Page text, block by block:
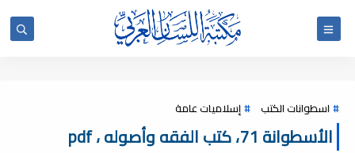
اسطوانات الكتب إسلاميات عامة
الأسطوانة 71، كتب الفقه وأصوله ، pdf